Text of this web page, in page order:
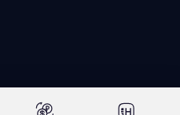
ЦБ РФ № 902 от 09.08.2022 г.